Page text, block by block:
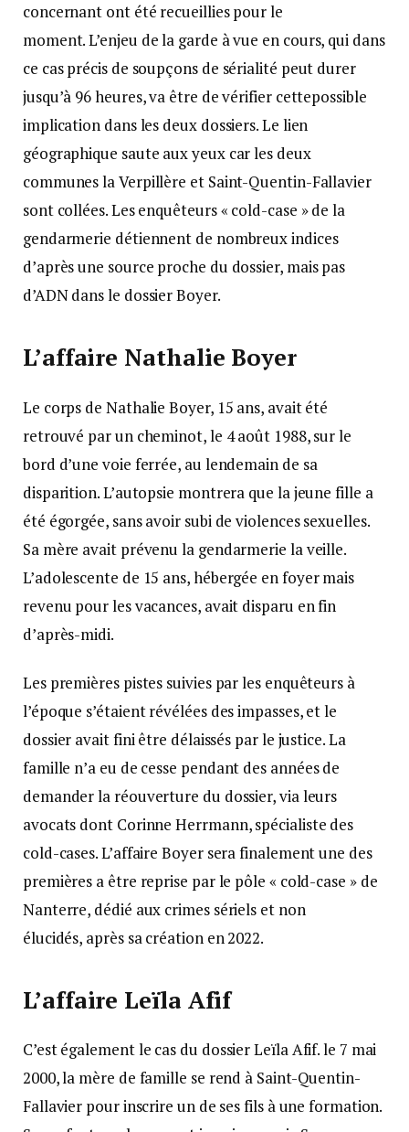
concernant ont été recueillies pour le
moment. L’enjeu de la garde à vue en cours, qui dans
ce cas précis de soupçons de sérialité peut durer
jusqu’à 96 heures, va être de vérifier cettepossible
implication dans les deux dossiers. Le lien
géographique saute aux yeux car les deux
communes la Verpillère et Saint-Quentin-Fallavier
sont collées. Les enquêteurs « cold-case » de la
gendarmerie détiennent de nombreux indices
d’après une source proche du dossier, mais pas
d’ADN dans le dossier Boyer.
L’affaire Nathalie Boyer
Le corps de Nathalie Boyer, 15 ans, avait été
retrouvé par un cheminot, le 4 août 1988, sur le
bord d’une voie ferrée, au lendemain de sa
disparition. L’autopsie montrera que la jeune fille a
été égorgée, sans avoir subi de violences sexuelles.
Sa mère avait prévenu la gendarmerie la veille.
L’adolescente de 15 ans, hébergée en foyer mais
revenu pour les vacances, avait disparu en fin
d’après-midi.
Les premières pistes suivies par les enquêteurs à
l’époque s’étaient révélées des impasses, et le
dossier avait fini être délaissés par le justice. La
famille n’a eu de cesse pendant des années de
demander la réouverture du dossier, via leurs
avocats dont Corinne Herrmann, spécialiste des
cold-cases. L’affaire Boyer sera finalement une des
premières a être reprise par le pôle « cold-case » de
Nanterre, dédié aux crimes sériels et non
élucidés, après sa création en 2022.
L’affaire Leïla Afif
C’est également le cas du dossier Leïla Afif. le 7 mai
2000, la mère de famille se rend à Saint-Quentin-
Fallavier pour inscrire un de ses fils à une formation.